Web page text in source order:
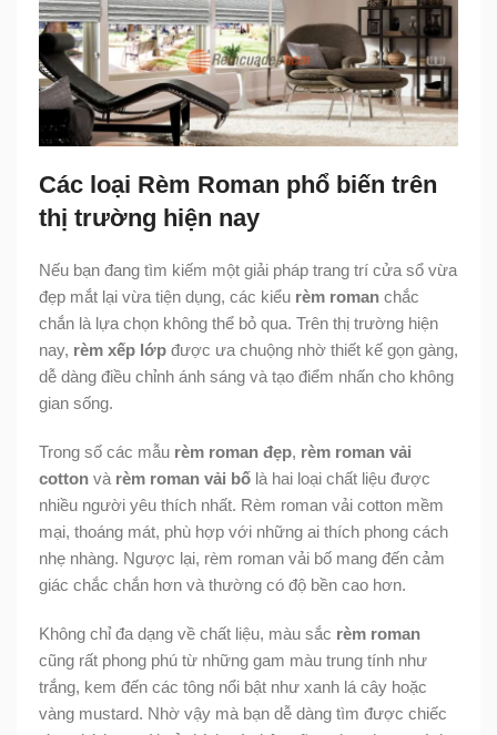
Các loại Rèm Roman phổ biến trên
thị trường hiện nay
Nếu bạn đang tìm kiếm một giải pháp trang trí cửa sổ vừa
đẹp mắt lại vừa tiện dụng, các kiểu rèm roman chắc
chắn là lựa chọn không thể bỏ qua. Trên thị trường hiện
nay, rèm xếp lớp được ưa chuộng nhờ thiết kế gọn gàng,
dễ dàng điều chỉnh ánh sáng và tạo điểm nhấn cho không
gian sống.
Trong số các mẫu rèm roman đẹp, rèm roman vải
cotton và rèm roman vải bố là hai loại chất liệu được
nhiều người yêu thích nhất. Rèm roman vải cotton mềm
mại, thoáng mát, phù hợp với những ai thích phong cách
nhẹ nhàng. Ngược lại, rèm roman vải bố mang đến cảm
giác chắc chắn hơn và thường có độ bền cao hơn.
Không chỉ đa dạng về chất liệu, màu sắc rèm roman
cũng rất phong phú từ những gam màu trung tính như
trắng, kem đến các tông nổi bật như xanh lá cây hoặc
vàng mustard. Nhờ vậy mà bạn dễ dàng tìm được chiếc